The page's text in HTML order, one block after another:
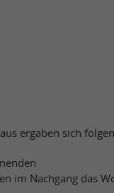
ergaben sich
im Nachgang das